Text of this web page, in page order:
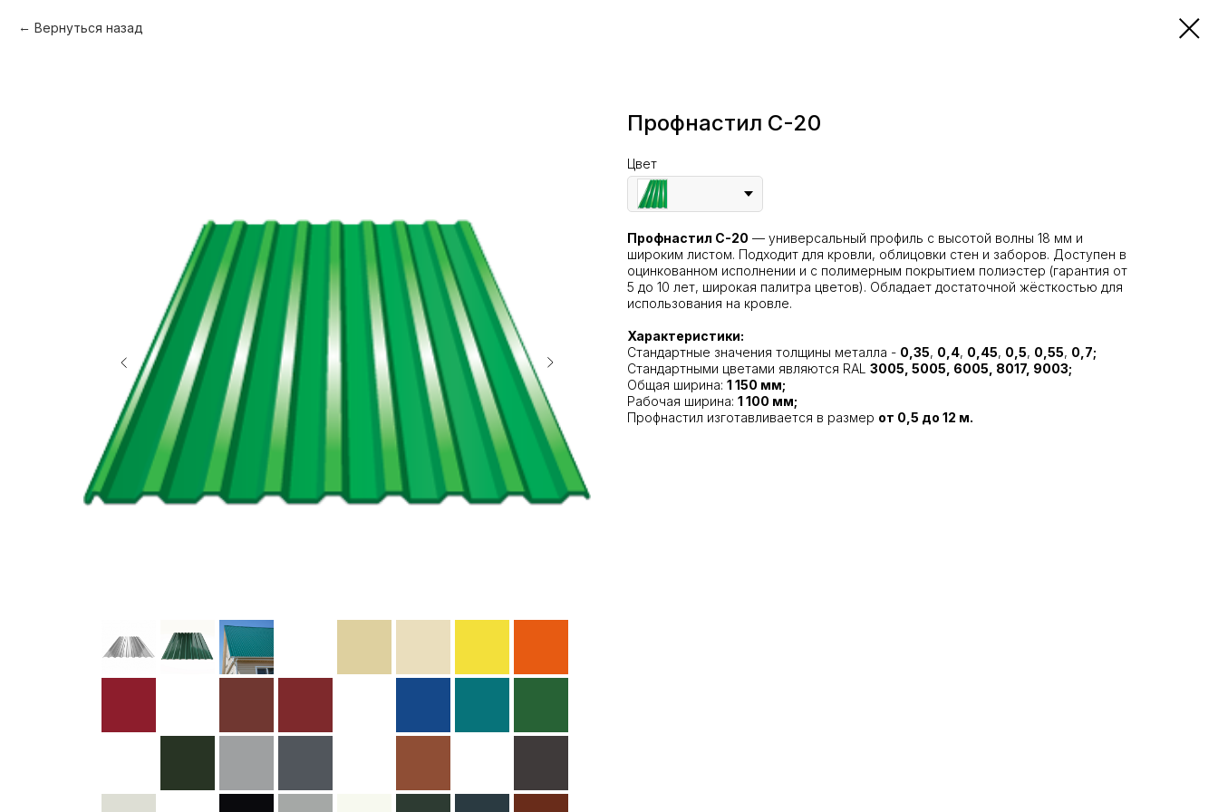
Вернуться назад
Профнастил C-20
Цвет
Профнастил С-20 — универсальный профиль с высотой волны 18 мм и
широким листом. Подходит для кровли, облицовки стен и заборов. Доступен в
оцинкованном исполнении и с полимерным покрытием полиэстер (гарантия от
5 до 10 лет, широкая палитра цветов). Обладает достаточной жёсткостью для
использования на кровле.
Характеристики:
Стандартные значения толщины металла - 0,35, 0,4, 0,45, 0,5, 0,55, 0,7;
Стандартными цветами являются RAL 3005, 5005, 6005, 8017, 9003;
Общая ширина: 1 150 мм;
Рабочая ширина: 1 100 мм;
Профнастил изготавливается в размер от 0,5 до 12 м.